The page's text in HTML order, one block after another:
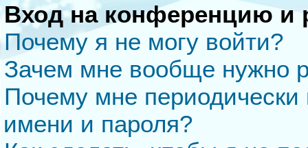
Вход на конференцию и
Почему я не могу войти?
Зачем мне вообще нужно
Почему мне периодически
имени и пароля?